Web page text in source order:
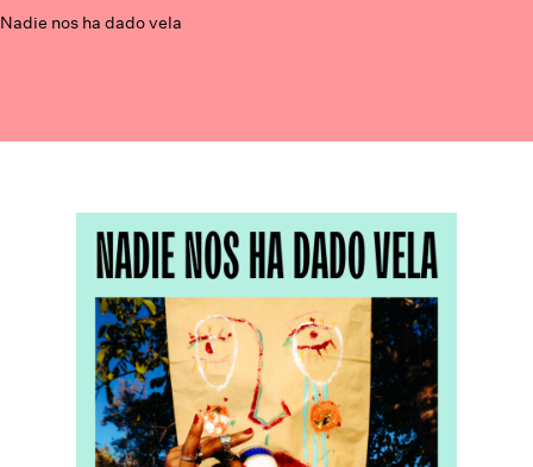
Nadie nos ha dado vela